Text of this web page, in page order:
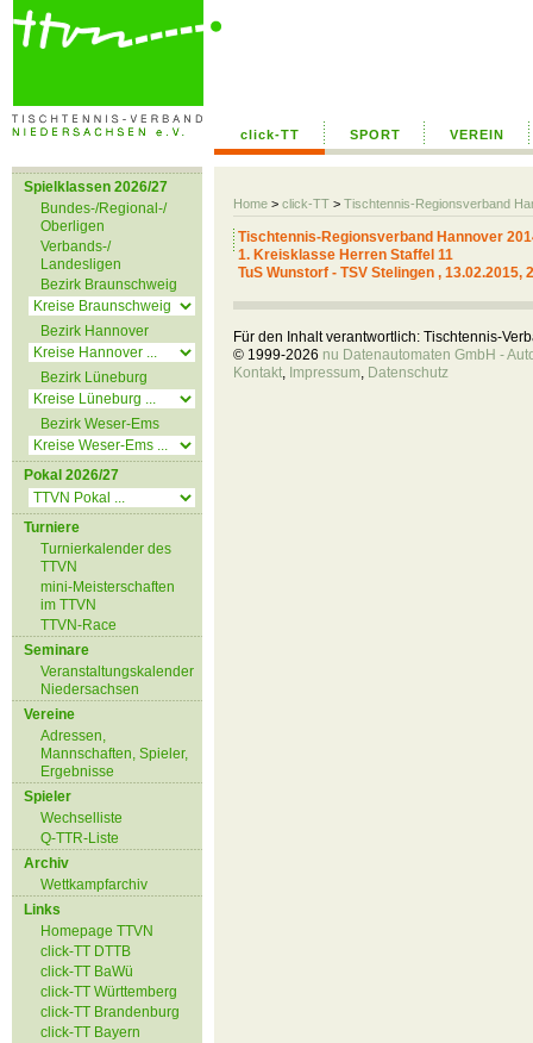
click-TT SPORT VEREIN
Home > click-TT > Tischtennis-Regionsverband
Spielklassen 2026/27
Bundes-/Regional-/
Oberligen
Verbands-/
Landesligen
Bezirk Braunschweig
Bezirk Hannover
Bezirk Lüneburg
Bezirk Weser-Ems
Pokal 2026/27
Turniere
Turnierkalender des
TTVN
mini-Meisterschaften
im TTVN
TTVN-Race
Seminare
Veranstaltungskalender
Niedersachsen
Vereine
Adressen,
Mannschaften, Spieler,
Ergebnisse
Spieler
Wechselliste
Q-TTR-Liste
Archiv
Wettkampfarchiv
Links
Homepage TTVN
click-TT DTTB
click-TT BaWü
click-TT Württemberg
click-TT Brandenburg
click-TT Bayern
Tischtennis-Regionsverband Hannover
1. Kreisklasse Herren Staffel 11
TuS Wunstorf - TSV Stelingen , 13.02.2015,
Für den Inhalt verantwortlich: Tischtennis-
© 1999-2026 nu Datenautomaten GmbH -
Kontakt, Impressum, Datenschutz